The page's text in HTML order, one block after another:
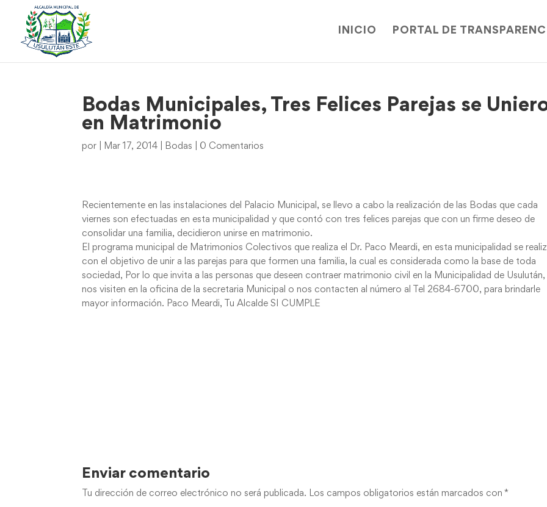
INICIO PORTAL DE
Bodas Municipales, Tres Felices Parejas se
en Matrimonio
por Mar 17, 2014 Bodas 0 Comentarios
Recientemente en las instalaciones del Palacio Municipal, se llevo a cabo la realización de las Bodas que cada
viernes son efectuadas en esta municipalidad y que contó con tres felices parejas que con un firme deseo de
consolidar una familia, decidieron unirse en matrimonio.
El programa municipal de Matrimonios Colectivos que realiza el Dr. Paco Meardi, en esta municipalidad se
con el objetivo de unir a las parejas para que formen una familia, la cual es considerada como la base de toda
sociedad, Por lo que invita a las personas que deseen contraer matrimonio civil en la Municipalidad de Usulután,
nos visiten en la oficina de la secretaria Municipal o nos contacten al número al Tel 2684-6700, para brindarle
mayor información. Paco Meardi, Tu Alcalde SI CUMPLE
Enviar comentario
Tu dirección de correo electrónico no será publicada. Los campos obligatorios están marcados con *